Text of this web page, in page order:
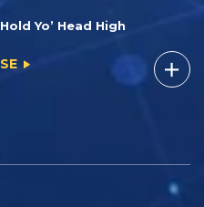
Hold Yo’ Head High
SE